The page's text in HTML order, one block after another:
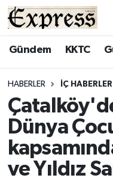
Gündem KKTC
HABERLER İÇ HABERLER
Dünya
ve Yıldız
ALAYKÖY
BİLİM
ÇATALKÖY
DÜNYA
Hava Durumu
Süper Lig Puan
Tüm Manşetler
Son Dakika